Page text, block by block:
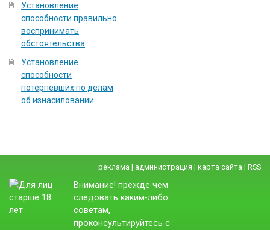
Установление
способности правильно
воспринимать
обстоятельства
Установление
способности
потерпевших по делам
об изнасиловании
реклама | администрация | карта сайта | RSS
Внимание! прежде чем
следовать каким-либо
советам,
проконсультируйтесь с